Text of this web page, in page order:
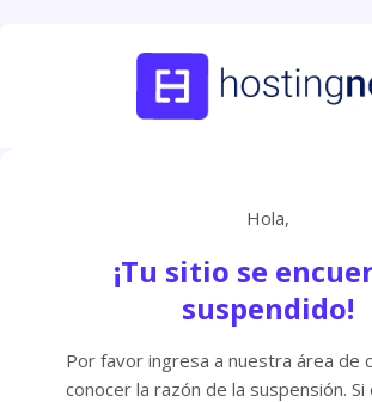
Hola,
¡Tu sitio se
suspendido!
Por favor ingresa a nuestra área de
conocer la razón de la suspensión.